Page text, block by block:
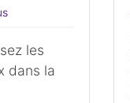
les
dans la